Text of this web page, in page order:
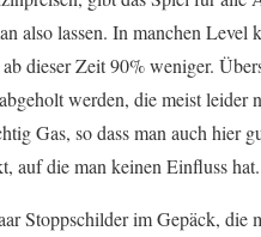
also lassen. In manchen
dieser Zeit 90% weniger.
werden, die meist
Gas, so dass man auch
auf die man keinen Einfluss hat.
Stoppschilder im Gepäck, die